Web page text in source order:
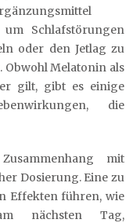
um Schlafstörungen
oder den Jetlag zu
Obwohl Melatonin als
gilt, gibt es einige
die
mit
Dosierung. Eine zu
Effekten führen, wie
nächsten Tag,